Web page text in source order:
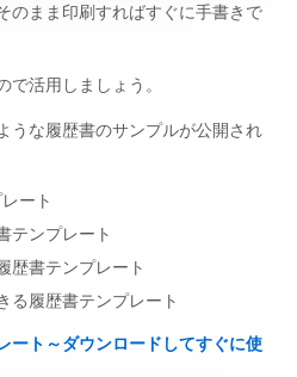
のまま印刷すればすぐに手書きで
で活用しましょう。
うな履歴書のサンプルが公開され
ート
テンプレート
歴書テンプレート
る履歴書テンプレート
ート～ダウンロードしてすぐに使